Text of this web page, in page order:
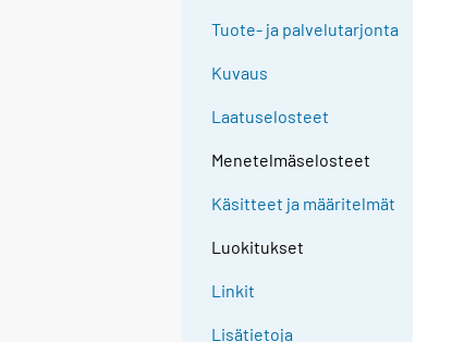
Tuote- ja palvelutarjonta
Kuvaus
Laatuselosteet
Menetelmäselosteet
Käsitteet ja määritelmät
Luokitukset
Linkit
Lisätietoja